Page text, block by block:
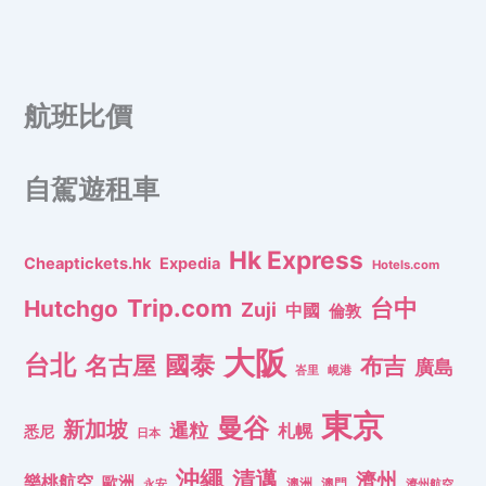
航班比價
自駕遊租車
Cheaptickets.hk Expedia Hk Express Hotels.com
Hutchgo Trip.com Zuji 中國 倫敦 台中
台北 名古屋 國泰 大阪 峇里 峴港 布吉 廣島
悉尼 新加坡 日本 暹粒 曼谷 札幌 東京
沖繩 清邁